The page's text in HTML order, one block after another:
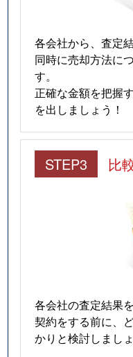
各会社から、査定
同時に売却方法に
す。
正確な金額を把握
を出しましょう！
STEP3 比
各会社の査定結果
契約をする前に、
かりと検討しましょ